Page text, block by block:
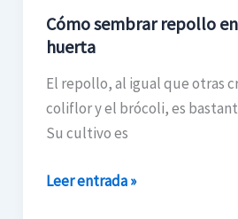
Cómo sembrar repollo
huerta
El repollo, al igual que otras
coliflor y el brócoli, es
Su cultivo es
Leer entrada »